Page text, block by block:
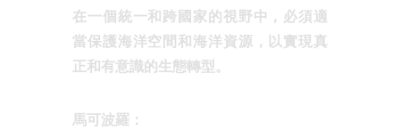
在一個統一和跨國家的視野中，必須適
當保護海洋空間和海洋資源，以實現真
正和有意識的生態轉型。
馬可波羅：